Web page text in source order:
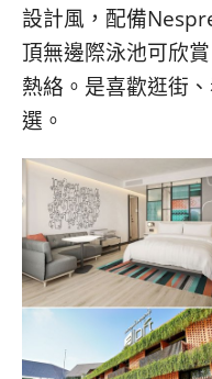
設計風，配備
頂無邊際泳池可欣
熱絡。是喜歡逛街
選。